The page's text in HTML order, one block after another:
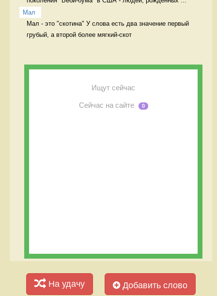
Мал
Мал - это "скотина" У слова есть два значение первый
грубый, а второй более мягкий-скот
Ищут сейчас
Сейчас на сайте 0
На удачу Добавить слово